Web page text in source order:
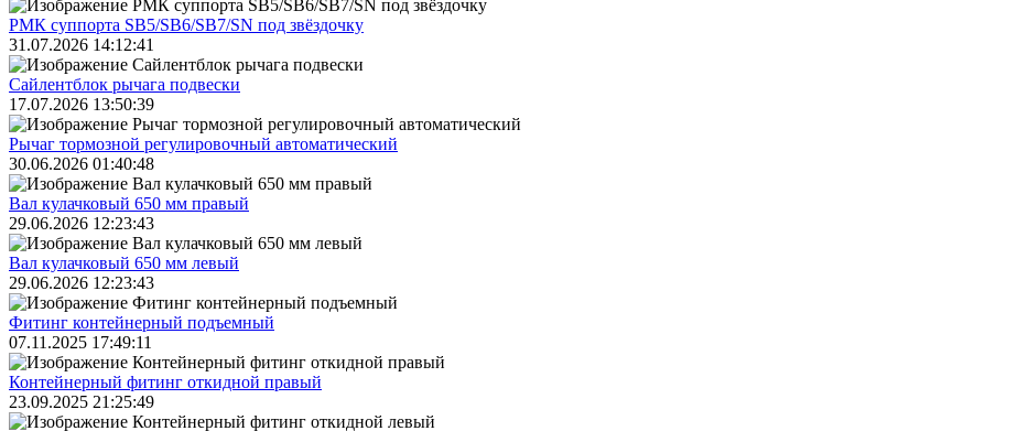
РМК суппорта SB5/SB6/SB7/SN под звёздочку
31.07.2026 14:12:41
Сайлентблок рычага подвески
17.07.2026 13:50:39
Рычаг тормозной регулировочный автоматический
30.06.2026 01:40:48
Вал кулачковый 650 мм правый
29.06.2026 12:23:43
Вал кулачковый 650 мм левый
29.06.2026 12:23:43
Фитинг контейнерный подъемный
07.11.2025 17:49:11
Контейнерный фитинг откидной правый
23.09.2025 21:25:49